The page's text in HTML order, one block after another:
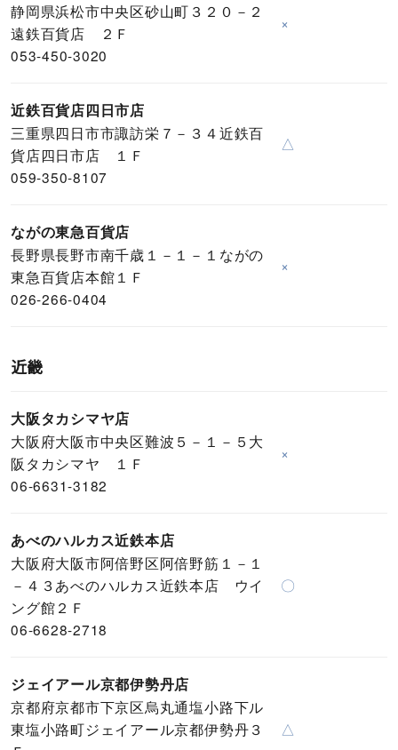
静岡県浜松市中央区砂山町３２０－２
遠鉄百貨店 ２Ｆ
053-450-3020
×
近鉄百貨店四日市店
三重県四日市市諏訪栄７－３４近鉄百
貨店四日市店 １Ｆ
059-350-8107
△
ながの東急百貨店
長野県長野市南千歳１－１－１ながの
東急百貨店本館１Ｆ
026-266-0404
×
近畿
大阪タカシマヤ店
大阪府大阪市中央区難波５－１－５大
阪タカシマヤ １Ｆ
06-6631-3182
×
あべのハルカス近鉄本店
大阪府大阪市阿倍野区阿倍野筋１－１
－４３あべのハルカス近鉄本店 ウイ
ング館２Ｆ
06-6628-2718
〇
ジェイアール京都伊勢丹店
京都府京都市下京区烏丸通塩小路下ル
東塩小路町ジェイアール京都伊勢丹３
△